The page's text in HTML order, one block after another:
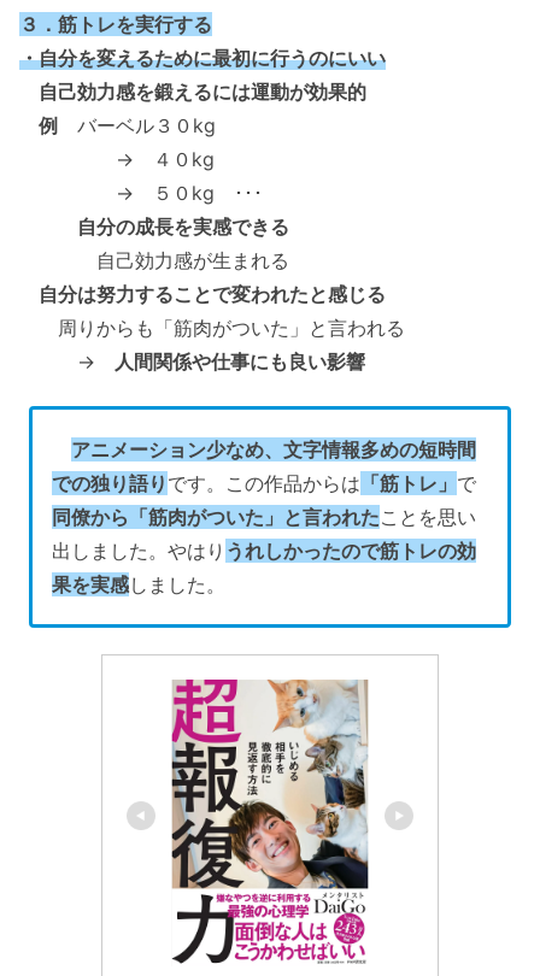
３．筋トレを実行する
・自分を変えるために最初に行うのにいい
自己効力感を鍛えるには運動が効果的
例
バーベル３０kg
→ ４０kg
→ ５０kg ･･･
自分の成長を実感できる
自己効力感が生まれる
自分は努力することで変われたと感じる
周りからも「筋肉がついた」と言われる
→ 人間関係や仕事にも良い影響
アニメーション少なめ、文字情報多めの短時間
での独り語り です。この作品からは 「筋トレ」 で
同僚から「筋肉がついた」と言われたことを思い
出しました。やはり うれしかったので筋トレの効
果を実感しました。